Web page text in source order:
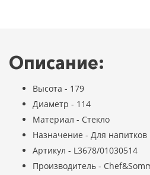
Описание:
Высота - 179
Диаметр - 114
Материал - Стекло
Назначение - Для напитков
Артикул - L3678/01030514
Производитель -